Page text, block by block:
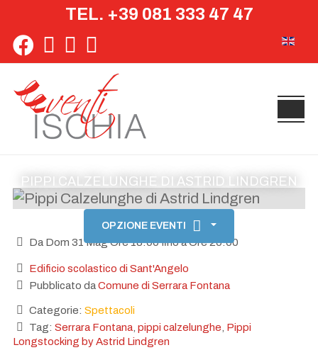
TEL. +39 081 333 47 47
PIPPI CALZELUNGHE DI ASTRID LINDGREN
OPZIONE EVENTI
Da Dom 31 Mag Ore 18:00 fino a Ore 20:00
Edificio scolastico di Sant'Angelo
Pubblicato daComune di Serrara Fontana
Categorie: Spettacoli
Tag: Serrara Fontana pippi calzelunghe Pippi
Longstocking by Astrid Lindgren